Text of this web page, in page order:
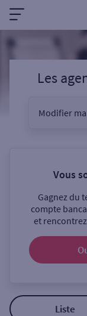
Les
Modifier
Vous
Gagnez du
compte
et
Liste